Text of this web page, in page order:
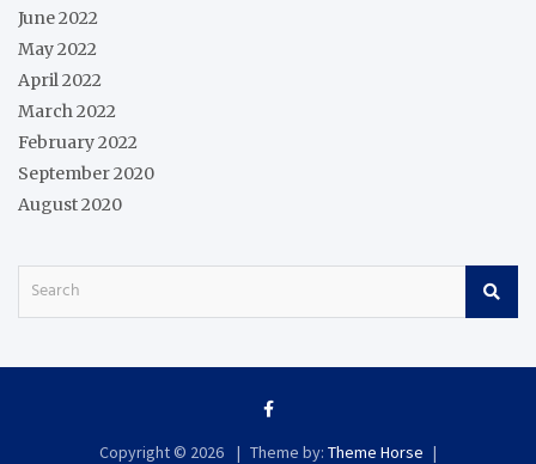
June 2022
May 2022
April 2022
March 2022
February 2022
September 2020
August 2020
Copyright © 2026
Theme by: Theme Horse